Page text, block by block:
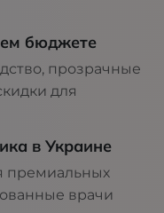
бюджете
прозрачные
для
в Украине
премиальных
врачи